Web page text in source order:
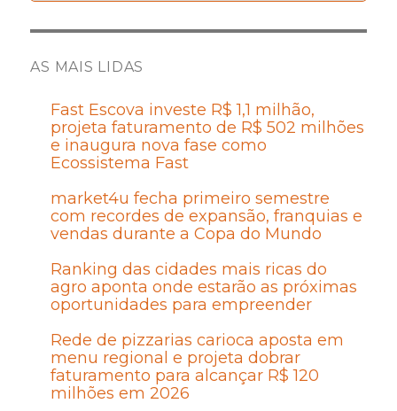
AS MAIS LIDAS
Fast Escova investe R$ 1,1 milhão,
projeta faturamento de R$ 502 milhões
e inaugura nova fase como
Ecossistema Fast
market4u fecha primeiro semestre
com recordes de expansão, franquias e
vendas durante a Copa do Mundo
Ranking das cidades mais ricas do
agro aponta onde estarão as próximas
oportunidades para empreender
Rede de pizzarias carioca aposta em
menu regional e projeta dobrar
faturamento para alcançar R$ 120
milhões em 2026